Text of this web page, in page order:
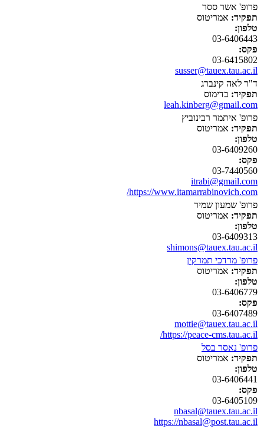
פרופ' אשר ססר
תפקיד: אמריטוס
טלפון:
03-6406443
פקס:
03-6415802
susser@tauex.tau.ac.il
ד"ר לאה קינברג
תפקיד: בדימוס
leah.kinberg@gmail.com
פרופ' איתמר רבינוביץ
תפקיד: אמריטוס
טלפון:
03-6409260
פקס:
03-7440560
itrabi@gmail.com
https://www.itamarrabinovich.com/
פרופ' שמעון שמיר
תפקיד: אמריטוס
טלפון:
03-6409313
shimons@tauex.tau.ac.il
פרופ' מרדכי תמרקין
תפקיד: אמריטוס
טלפון:
03-6406779
פקס:
03-6407489
mottie@tauex.tau.ac.il
https://peace-cms.tau.ac.il/
פרופ' נאסר בסל
תפקיד: אמריטוס
טלפון:
03-6406441
פקס:
03-6405109
nbasal@tauex.tau.ac.il
https://nbasal@post.tau.ac.il